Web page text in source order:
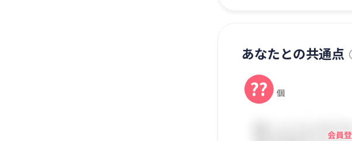
あなたとの共通点
?? 個
会員